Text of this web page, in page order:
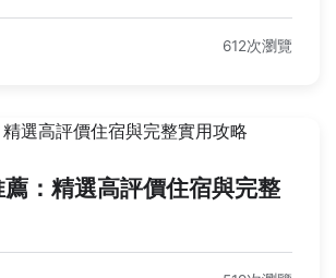
612次瀏覽
薦：精選高評價住宿與完整